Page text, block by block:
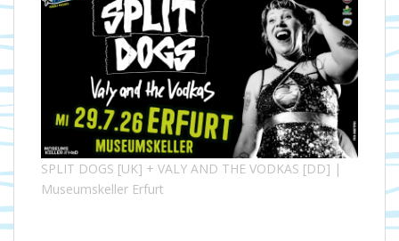
SPLIT DOGS [UK] + VALY AND THE VODKAS [DD] |
Museumskeller Erfurt